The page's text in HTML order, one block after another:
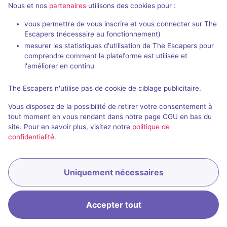
Accueil Recherche Connexion Menu
2autres salles correspondant à votre recherche
sont disponibles autour de Blaye.
Étendre la recherche
Nous et nos partenaires utilisons des cookies pour :
vous permettre de vous inscrire et vous connecter sur The
Escapers (nécessaire au fonctionnement)
mesurer les statistiques d'utilisation de The Escapers pour
comprendre comment la plateforme est utilisée et
l'améliorer en continu
The Escapers n'utilise pas de cookie de ciblage publicitaire.
Vous disposez de la possibilité de retirer votre consentement à
tout moment en vous rendant dans notre page CGU en bas du
site. Pour en savoir plus, visitez notre politique de
confidentialité.
Uniquement nécessaires
Accepter tout